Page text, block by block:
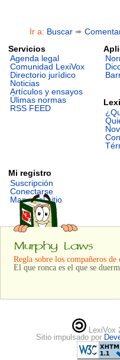
Ir a: Buscar➠
Servicios
Agenda legal
Comunidad LexiVox
Directorio jurídico
Noticias
Artículos y ensayos
Úlimas normas
RSS FEED
Mi registro
Suscripción
Conectarse
Mapa del sitio
Regla sobre los compañeros de
El que ronca es el que se
LexiVox
Sitio impulsado por